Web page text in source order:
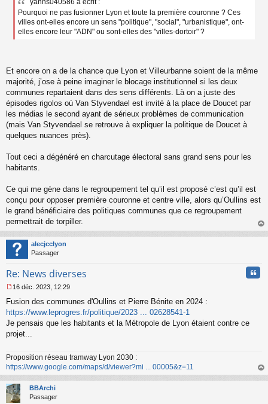
e
l
u
yanns040586 a écrit :
Pourquoi ne pas fusionner Lyon et toute la première couronne ? Ces
villes ont-elles encore un sens "politique", "social", "urbanistique", ont-
elles encore leur "ADN" ou sont-elles des "villes-dortoir" ?
Et encore on a de la chance que Lyon et Villeurbanne soient de la même
majorité, j’ose à peine imaginer le blocage institutionnel si les deux
communes repartaient dans des sens différents. Là on a juste des
épisodes rigolos où Van Styvendael est invité à la place de Doucet par
les médias le second ayant de sérieux problèmes de communication
(mais Van Styvendael se retrouve à expliquer la politique de Doucet à
quelques nuances près).
Tout ceci a dégénéré en charcutage électoral sans grand sens pour les
habitants.
Ce qui me gène dans le regroupement tel qu’il est proposé c’est qu’il est
conçu pour opposer première couronne et centre ville, alors qu’Oullins est
le grand bénéficiaire des politiques communes que ce regroupement
permettrait de torpiller.
au
alecjcclyon
Passager
Re: News diverses
e
s
s
g
n
o
n
l
u
16 déc. 2023, 12:29
Fusion des communes d'Oullins et Pierre Bénite en 2024 :
https://www.leprogres.fr/politique/2023 ... 02628541-1
Je pensais que les habitants et la Métropole de Lyon étaient contre ce
projet...
Proposition réseau tramway Lyon 2030 :
https://www.google.com/maps/d/viewer?mi ... 00005&z=11
au
BBArchi
Passager